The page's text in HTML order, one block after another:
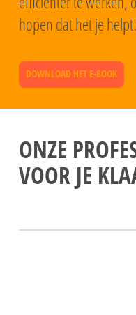
hopen dat het je helpt!
DOWNLOAD HET E-BOOK
ONZE
VOOR JE